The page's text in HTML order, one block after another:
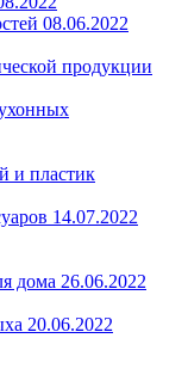
08.06.2022
продукции
и пластик
14.07.2022
дома 26.06.2022
20.06.2022